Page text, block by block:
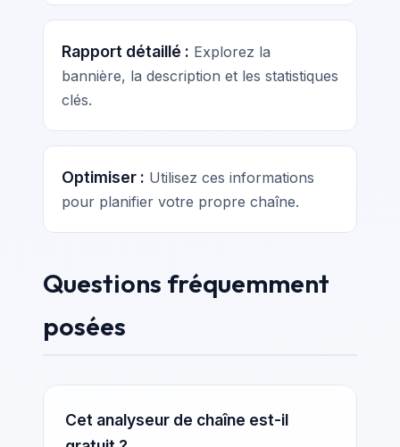
Rapport détaillé : Explorez la
bannière, la description et les statistiques
clés.
Optimiser : Utilisez ces informations
pour planifier votre propre chaîne.
Questions fréquemment
posées
Cet analyseur de chaîne est-il